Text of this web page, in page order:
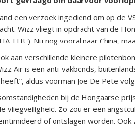
een verzoek ingediend om op de
Wizz vliegt in opdracht van de
LHU). Nu nog vooral naar China,
aan verschillende kleinere
Air is een anti-vakbonds,
aldus voorman Joe De Pete
bij de Hongaarse
vliegveiligheid. Zo zou er een
of ontslagen worden. Ook